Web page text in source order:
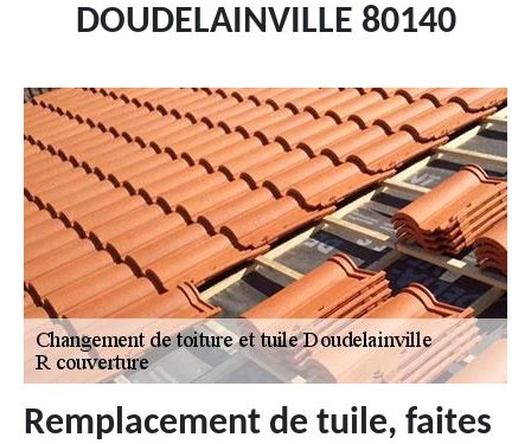
DOUDELAINVILLE 80140
Remplacement de tuile, faites